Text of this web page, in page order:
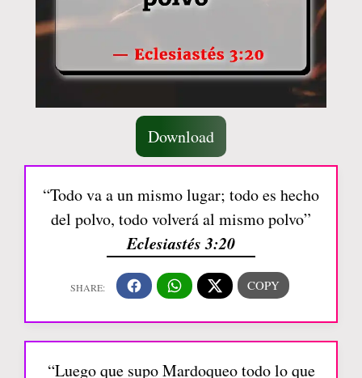
Download
“Todo va a un mismo lugar; todo es hecho
del polvo, todo volverá al mismo polvo”
Eclesiastés 3:20
“Luego que supo Mardoqueo todo lo que